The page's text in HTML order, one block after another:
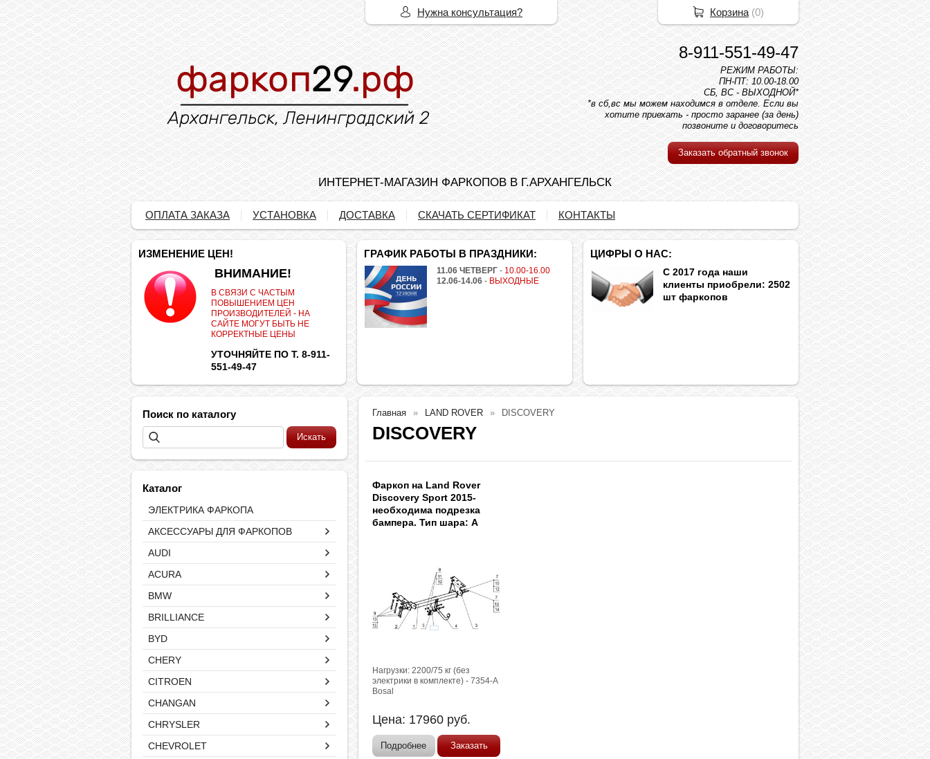
8-911-551-49-47
РЕЖИМ РАБОТЫ:
ПН-ПТ: 10.00-18.00
СБ, ВС - ВЫХОДНОЙ*
*в сб,вс мы можем находимся в отделе. Если вы
хотите приехать - просто заранее (за день)
позвоните и договоритесь
Заказать обратный звонок
ИНТЕРНЕТ-МАГАЗИН ФАРКОПОВ В Г.АРХАНГЕЛЬСК
ОПЛАТА ЗАКАЗА УСТАНОВКА ДОСТАВКА СКАЧАТЬ СЕРТИФИКАТ КОНТАКТЫ
ИЗМЕНЕНИЕ ЦЕН!
ВНИМАНИЕ!
В СВЯЗИ С ЧАСТЫМ
ПОВЫШЕНИЕМ ЦЕН
ПРОИЗВОДИТЕЛЕЙ - НА
САЙТЕ МОГУТ БЫТЬ НЕ
КОРРЕКТНЫЕ ЦЕНЫ
УТОЧНЯЙТЕ ПО Т. 8-911-
551-49-47
ГРАФИК РАБОТЫ В ПРАЗДНИКИ:
11.06 ЧЕТВЕРГ - 10.00-16.00
12.06-14.06 - ВЫХОДНЫЕ
ЦИФРЫ О НАС:
С 2017 года наши
клиенты приобрели: 2502
шт фаркопов
Поиск по каталогу
Каталог
ЭЛЕКТРИКА ФАРКОПА
АКСЕССУАРЫ ДЛЯ ФАРКОПОВ
AUDI
ACURA
BMW
BRILLIANCE
BYD
CHERY
CITROEN
CHANGAN
CHRYSLER
CHEVROLET
Главная LAND ROVER DISCOVERY
DISCOVERY
Фаркоп на Land Rover
Discovery Sport 2015-
необходима подрезка
бампера. Тип шара: A
Нагрузки: 2200/75 кг (без
электрики в комплекте) - 7354-A
Bosal
Цена: 17960 руб.
Подробнее Заказать
Нужна консультация? Корзина (0)